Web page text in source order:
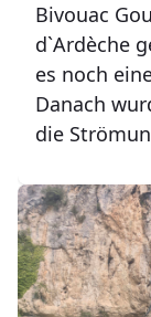
Bivouac
d`Ardèche
es noch
Danach
die